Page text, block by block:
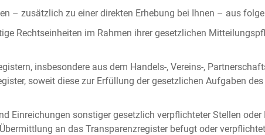
– zusätzlich zu einer direkten Erhebung bei Ihnen – aus
Rechtseinheiten im Rahmen ihrer gesetzlichen
insbesondere aus dem Handels-, Vereins-,
soweit diese zur Erfüllung der gesetzlichen Aufgaben
Einreichungen sonstiger gesetzlich verpflichteter Stellen
an das Transparenzregister befugt oder